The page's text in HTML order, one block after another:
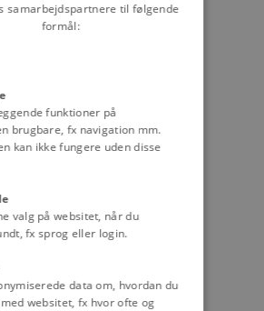
samarbejdspartnere til følgende
formål:
funktioner på
brugbare, fx navigation mm.
kan ikke fungere uden disse
valg på websitet, når du
fx sprog eller login.
data om, hvordan du
websitet, fx hvor ofte og